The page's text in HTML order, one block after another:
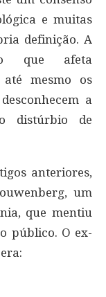
e muitas
definição. A
que afeta
até mesmo os
a
distúrbio de
anteriores,
um
que mentiu
público. O ex-